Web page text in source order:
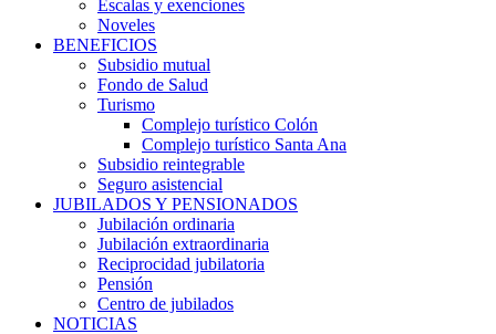
Escalas y exenciones
Noveles
BENEFICIOS
Subsidio mutual
Fondo de Salud
Turismo
Complejo turístico Colón
Complejo turístico Santa Ana
Subsidio reintegrable
Seguro asistencial
JUBILADOS Y PENSIONADOS
Jubilación ordinaria
Jubilación extraordinaria
Reciprocidad jubilatoria
Pensión
Centro de jubilados
NOTICIAS